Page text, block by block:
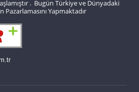
. Bugün Türkiye ve Dünyadaki
Pazarlamasını Yapmaktadır